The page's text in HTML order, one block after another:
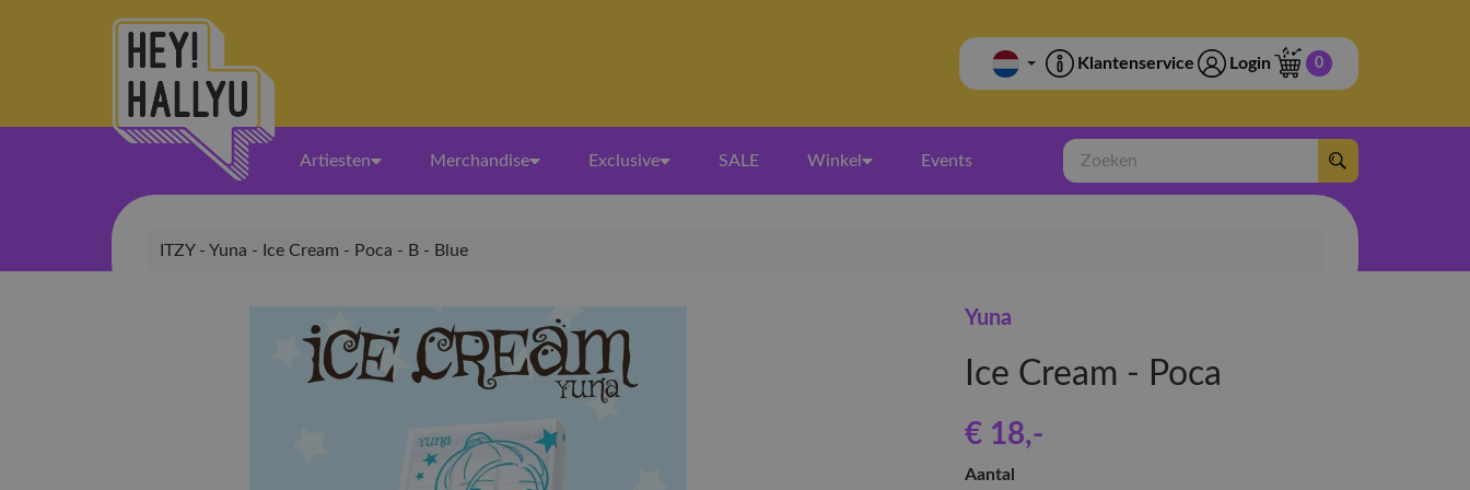
Klantenservice Login 0
Artiesten Merchandise Exclusive SALE Winkel Events
Zoeken
ITZY - Yuna - Ice Cream - Poca - B - Blue
Yuna
Ice Cream - Poca
€ 18,-
Aantal